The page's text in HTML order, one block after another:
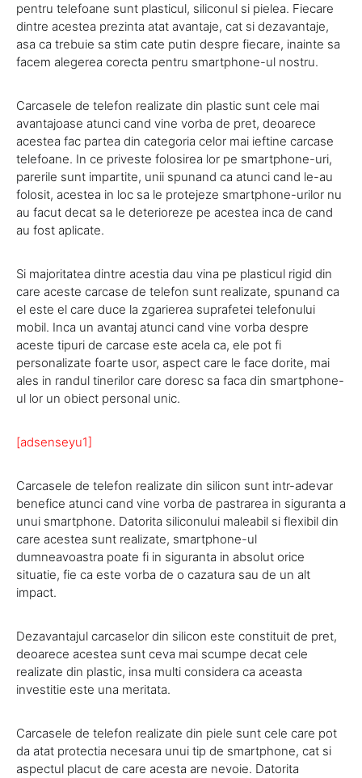
pentru telefoane sunt plasticul, siliconul si pielea. Fiecare
dintre acestea prezinta atat avantaje, cat si dezavantaje,
asa ca trebuie sa stim cate putin despre fiecare, inainte sa
facem alegerea corecta pentru smartphone-ul nostru.
Carcasele de telefon realizate din plastic sunt cele mai
avantajoase atunci cand vine vorba de pret, deoarece
acestea fac partea din categoria celor mai ieftine carcase
telefoane. In ce priveste folosirea lor pe smartphone-uri,
parerile sunt impartite, unii spunand ca atunci cand le-au
folosit, acestea in loc sa le protejeze smartphone-urilor nu
au facut decat sa le deterioreze pe acestea inca de cand
au fost aplicate.
Si majoritatea dintre acestia dau vina pe plasticul rigid din
care aceste carcase de telefon sunt realizate, spunand ca
el este el care duce la zgarierea suprafetei telefonului
mobil. Inca un avantaj atunci cand vine vorba despre
aceste tipuri de carcase este acela ca, ele pot fi
personalizate foarte usor, aspect care le face dorite, mai
ales in randul tinerilor care doresc sa faca din smartphone-
ul lor un obiect personal unic.
[adsenseyu1]
Carcasele de telefon realizate din silicon sunt intr-adevar
benefice atunci cand vine vorba de pastrarea in siguranta a
unui smartphone. Datorita siliconului maleabil si flexibil din
care acestea sunt realizate, smartphone-ul
dumneavoastra poate fi in siguranta in absolut orice
situatie, fie ca este vorba de o cazatura sau de un alt
impact.
Dezavantajul carcaselor din silicon este constituit de pret,
deoarece acestea sunt ceva mai scumpe decat cele
realizate din plastic, insa multi considera ca aceasta
investitie este una meritata.
Carcasele de telefon realizate din piele sunt cele care pot
da atat protectia necesara unui tip de smartphone, cat si
aspectul placut de care acesta are nevoie. Datorita